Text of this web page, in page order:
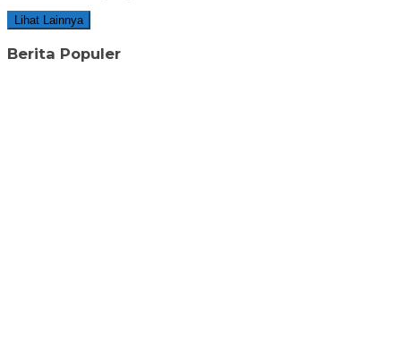
Lihat Lainnya
Berita Populer